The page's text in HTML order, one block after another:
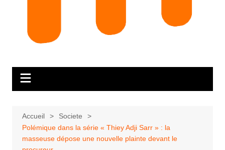
Accueil
Societe
Polémique dans la série « Thiey Adji Sarr » : la
masseuse dépose une nouvelle plainte devant le